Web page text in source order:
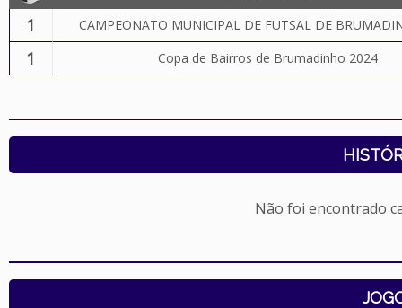
1 CAMPEONATO MUNICIPAL DE FUTSAL DE
1 Copa de Bairros de Brumadinho 2024
Não foi encontrado